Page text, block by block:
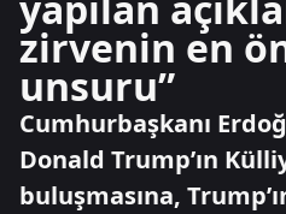
zirvenin en
unsuru”
Cumhurbaşkanı
Donald Trump’ın
buluşmasına,